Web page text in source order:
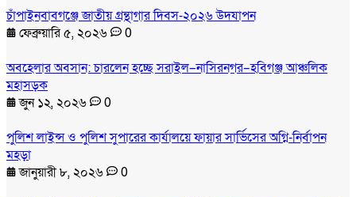
চাঁপাইনবাবগঞ্জে জাতীয় গ্রন্থাগার দিবস-২০২৬ উদযাপন
ফেব্রুয়ারি ৫, ২০২৬
0
অবহেলার অবসান: চারলেন হচ্ছে সরাইল–নাসিরনগর–হবিগঞ্জ আঞ্চলিক
মহাসড়ক
জুন ১২, ২০২৬
0
পুলিশ লাইন্স ও পুলিশ সুপারের কার্যালয়ে ফায়ার সার্ভিসের অগ্নি-নির্বাপন
মহড়া
জানুয়ারী ৮, ২০২৬
0